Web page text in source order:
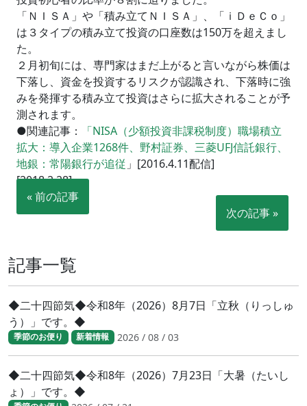
「ＮＩＳＡ」や「積み立てＮＩＳＡ」、「ｉＤｅＣｏ」
は３タイプの積み立て投資の口座数は150万を超えまし
た。
２月初旬には、専門家はまだ上がると言いながら株価は
下落し、資金を投資するリスクが認識され、下落時に強
みを発揮する積み立て投資はさらに拡大されることが予
測されます。
●関連記事：
「NISA（少額投資非課税制度）職場積立
拡大：導入企業1268件、野村証券、三菱UFJ信託銀行、
地銀：常陽銀行が追従 」[2016.4.11配信]
[2018.2.28]
« 前の記事
次の記事 »
記事一覧
◆二十四節気◆令和8年（2026）8月7日「立秋（りっしゅ
う）」です。◆
季節のお便り 新着情報 2026 / 08 / 03
◆二十四節気◆令和8年（2026）7月23日「大暑（たいし
ょ）」です。◆